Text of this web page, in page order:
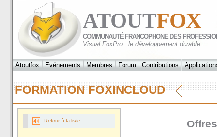
ATOUTFOX
COMMUNAUTÉ FRANCOPHONE DES
Visual FoxPro : le développement durable
Atoutfox Evénements Membres Forum Contributions
FORMATION FOXINCLOUD
Retour à la liste